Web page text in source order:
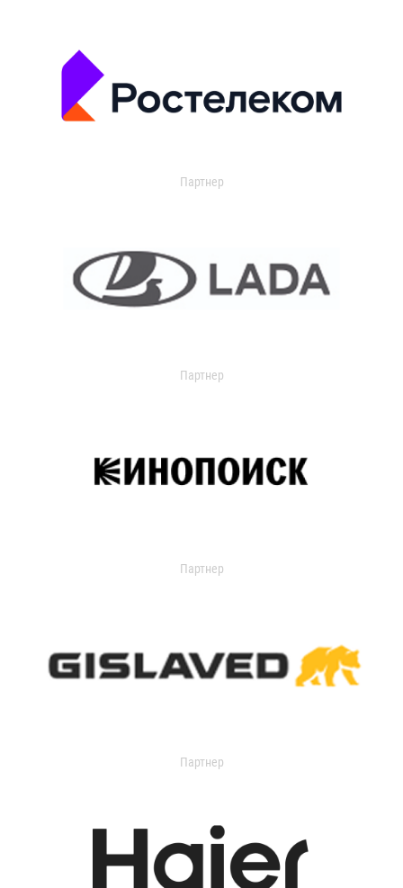
Партнер
Партнер
Партнер
Партнер